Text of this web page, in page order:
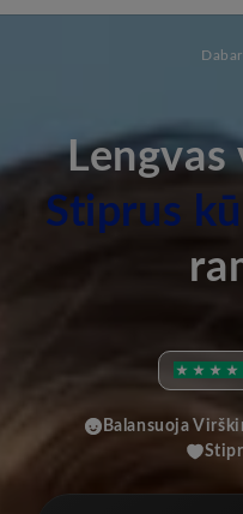
Lengvas
Stiprus
Balansuoja